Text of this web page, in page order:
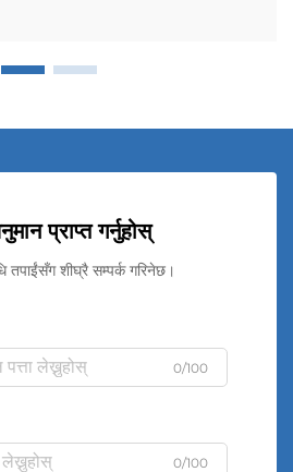
प्राप्त गर्नुहोस्
तपाईंसँग शीघ्रै सम्पर्क गरिनेछ।
0/100
0/100